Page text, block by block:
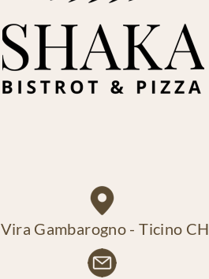
Vira Gambarogno - Ticino CH